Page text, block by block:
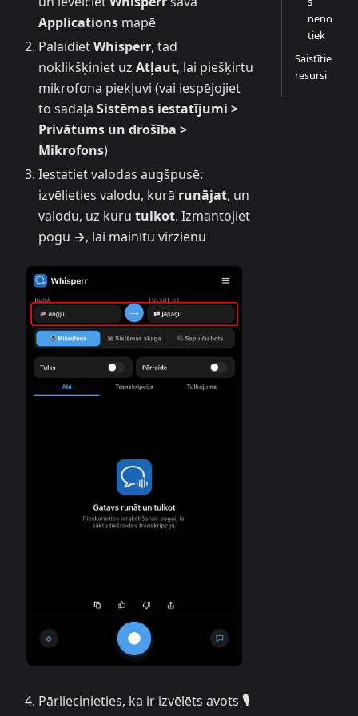
Applications mapē
PalaidietWhisperr, tad
noklikšķiniet uz Atļaut, lai piešķirtu
mikrofona piekļuvi (vai iespējojiet
to sadaļā Sistēmas iestatījumi >
Privātums un drošība >
Mikrofons)
Iestatiet valodas augšpusē:
izvēlieties valodu, kurā runājat, un
valodu, uz kuru tulkot. Izmantojiet
pogu →, lai mainītu virzienu
Pārliecinieties, ka ir izvēlēts avots 🎙️
neno
tiek
Saistītie
resursi